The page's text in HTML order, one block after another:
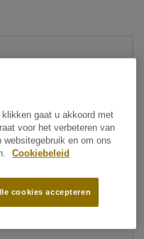
klikken gaat u akkoord met
voor het verbeteren van
en om ons
Cookiebeleid
cookies accepteren